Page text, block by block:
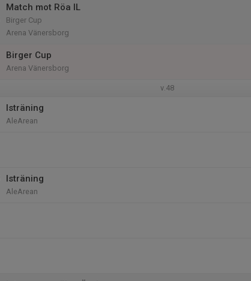
Match mot Röa IL
Birger Cup
Arena Vänersborg
Birger Cup
Arena Vänersborg
v.48
Isträning
AleArean
Isträning
AleArean